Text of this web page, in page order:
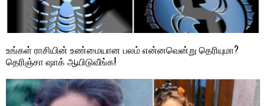
உங்கள் ராசியின் உண்மையான பலம் என்னவென்று தெரியுமா?
தெரிஞ்சா ஷாக் ஆயிடுவீங்க!